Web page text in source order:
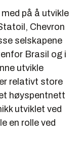
på å utvikle
Chevron
selskapene
Brasil og i
utvikle
relativt store
høyspentnett
utviklet ved
en rolle ved